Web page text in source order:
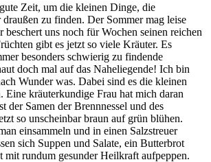
Zeit, um die kleinen Dinge, die
zu finden. Der Sommer mag leise
beschert uns noch für Wochen seinen reichen
gibt es jetzt so viele Kräuter. Es
besonders schwierig zu findende
doch mal auf das Naheliegende! Ich bin
Wunder was. Dabei sind es die kleinen
Eine kräuterkundige Frau hat mich daran
der Samen der Brennnessel und des
so unscheinbar braun auf grün blühen.
einsammeln und in einen Salzstreuer
sich Suppen und Salate, ein Butterbrot
mit rundum gesunder Heilkraft aufpeppen.